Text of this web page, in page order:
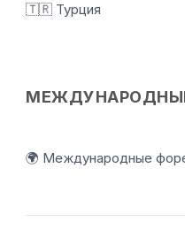
🇹🇷 Турция
🌍 Международные